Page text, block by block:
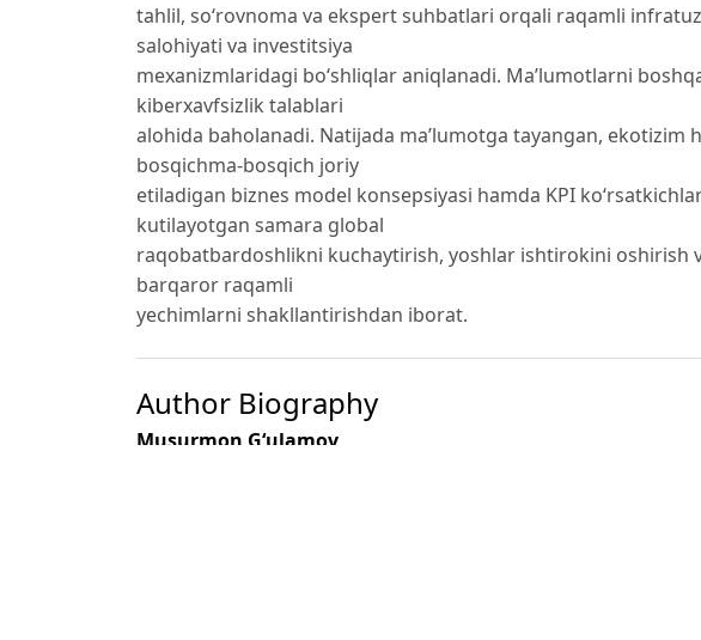
tahlil, so‘rovnoma va ekspert suhbatlari orqali raqamli
salohiyati va investitsiya
mexanizmlaridagi bo‘shliqlar aniqlanadi. Ma’lumotlarni
kiberxavfsizlik talablari
alohida baholanadi. Natijada ma’lumotga tayangan, ekotizim
bosqichma-bosqich joriy
etiladigan biznes model konsepsiyasi hamda KPI
kutilayotgan samara global
raqobatbardoshlikni kuchaytirish, yoshlar ishtirokini oshirish
barqaror raqamli
yechimlarni shakllantirishdan iborat.
Author Biography
Musurmon G‘ulamov